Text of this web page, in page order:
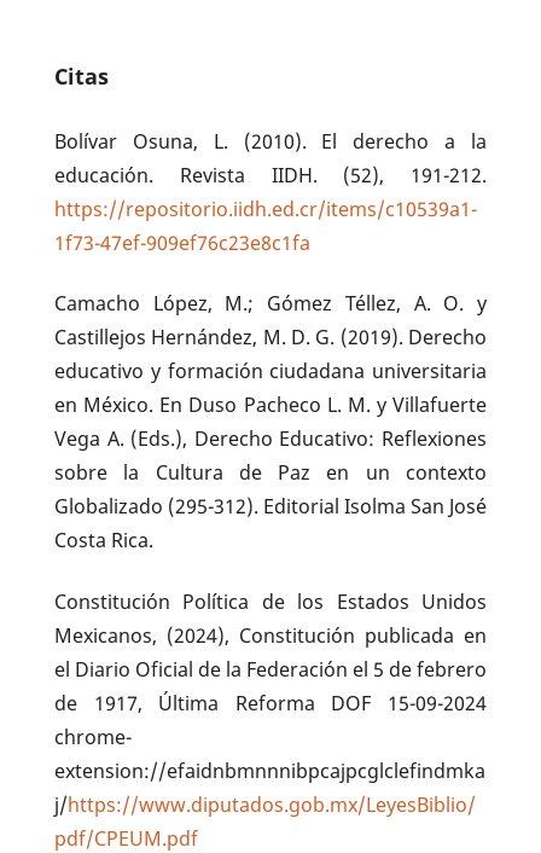
Citas
Bolívar Osuna, L. (2010). El derecho a la
educación. Revista IIDH. (52), 191-212.
https://repositorio.iidh.ed.cr/items/c10539a1-
1f73-47ef-909ef76c23e8c1fa
Camacho López, M.; Gómez Téllez, A. O. y
Castillejos Hernández, M. D. G. (2019). Derecho
educativo y formación ciudadana universitaria
en México. En Duso Pacheco L. M. y Villafuerte
Vega A. (Eds.), Derecho Educativo: Reflexiones
sobre la Cultura de Paz en un contexto
Globalizado (295-312). Editorial Isolma San José
Costa Rica.
Constitución Política de los Estados Unidos
Mexicanos, (2024), Constitución publicada en
el Diario Oficial de la Federación el 5 de febrero
de 1917, Última Reforma DOF 15-09-2024
chrome-
extension://efaidnbmnnnibpcajpcglclefindmka
j/https://www.diputados.gob.mx/LeyesBiblio/
pdf/CPEUM.pdf